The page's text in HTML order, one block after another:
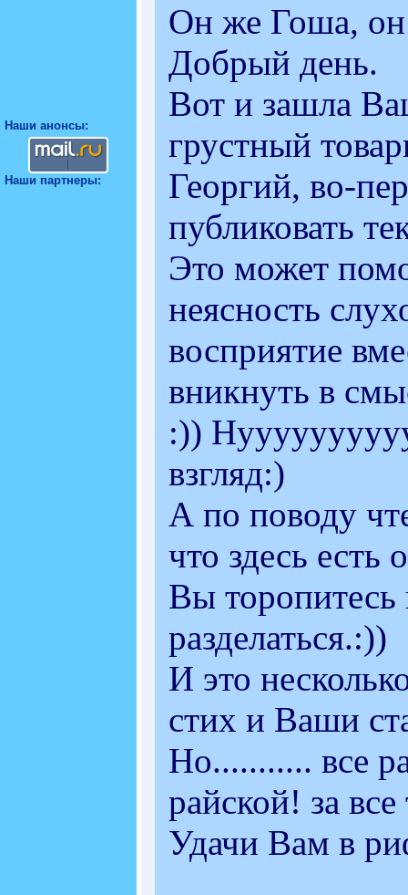
Наши анонсы:
Наши партнеры:
Он же Гоша,
Добрый день.
Вот и зашла
грустный
Георгий, во-
публиковать
Это может
неясность
восприятие
вникнуть в
:))
взгляд:)
А по поводу
что здесь
Вы торопитесь
разделаться.:))
И это
стих и Ваши
Но........... все
райской! за
Удачи Вам в